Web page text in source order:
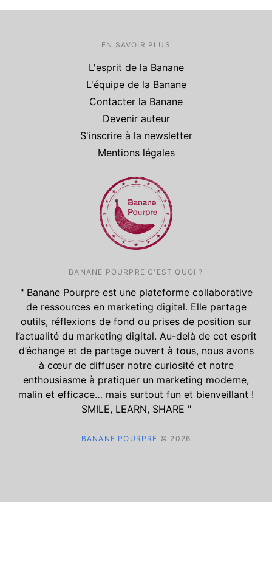
EN SAVOIR PLUS
L'esprit de la Banane
L'équipe de la Banane
Contacter la Banane
Devenir auteur
S'inscrire à la newsletter
Mentions légales
BANANE POURPRE C'EST QUOI ?
" Banane Pourpre est une plateforme collaborative
de ressources en marketing digital. Elle partage
outils, réflexions de fond ou prises de position sur
l’actualité du marketing digital. Au-delà de cet esprit
d’échange et de partage ouvert à tous, nous avons
à cœur de diffuser notre curiosité et notre
enthousiasme à pratiquer un marketing moderne,
malin et efficace… mais surtout fun et bienveillant !
SMILE, LEARN, SHARE "
BANANE POURPRE © 2026